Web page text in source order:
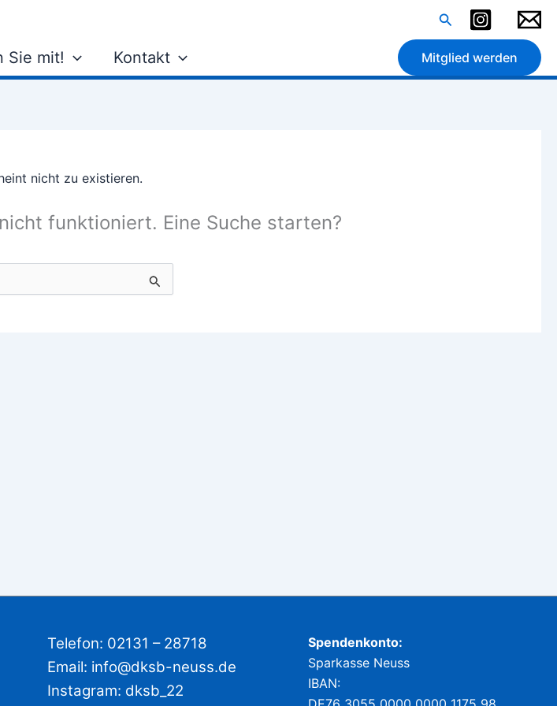
Suchen
Sie mit! Kontakt Mitglied werden
nicht zu existieren.
funktioniert. Eine Suche starten?
Telefon: 02131 – 28718
Email: info@dksb-neuss.de
Instagram: dksb_22
Spendenkonto:
Sparkasse Neuss
IBAN: